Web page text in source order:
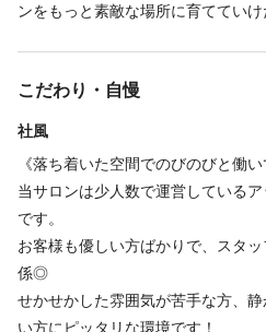
ンをもっと素敵な場所に育てていけ
こだわり・自慢
社風
《落ち着いた空間でのびのびと働い
当サロンは少人数で運営している
です。
お客様も優しい方ばかりで、スタ
係◎
せかせかした雰囲気が苦手な方、
い方にピッタリな環境です！